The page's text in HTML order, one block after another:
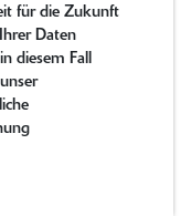
für die Zukunft
Daten
diesem Fall